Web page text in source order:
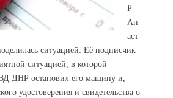
Р
Ан
аст
ситуацией: Её подписчик
ситуацией, в которой
ДНР остановил его машину и,
удостоверения и свидетельства о